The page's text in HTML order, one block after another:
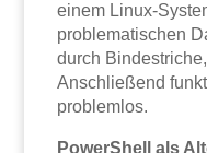
einem Linux-
problematischen
durch
Anschließend
problemlos.
PowerShell als